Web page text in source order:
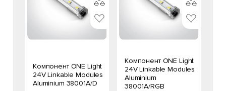
Компонент ONE Light
24V Linkable Modules
Aluminium 38001A/D
Компонент ONE Light
24V Linkable Modules
Aluminium
38001A/RGB